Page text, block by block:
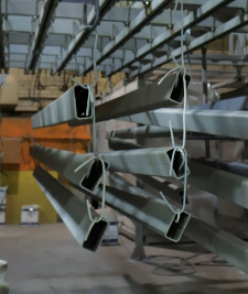
По каталогуПо сайту